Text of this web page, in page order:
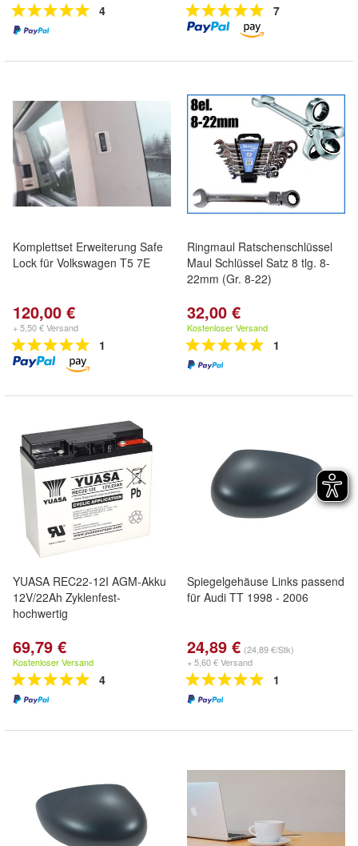
4 7
Komplettset Erweiterung Safe
Lock für Volkswagen T5 7E
120,00 €
+ 5,50 € Versand
1
Ringmaul Ratschenschlüssel
Maul Schlüssel Satz 8 tlg. 8-
22mm (Gr. 8-22)
32,00 €
Kostenloser Versand
1
YUASA REC22-12I AGM-Akku
12V/22Ah Zyklenfest-
hochwertig
69,79 €
Kostenloser Versand
4
Spiegelgehäuse Links passend
für Audi TT 1998 - 2006
24,89 € (24,89 €/Stk)
+ 5,60 € Versand
1